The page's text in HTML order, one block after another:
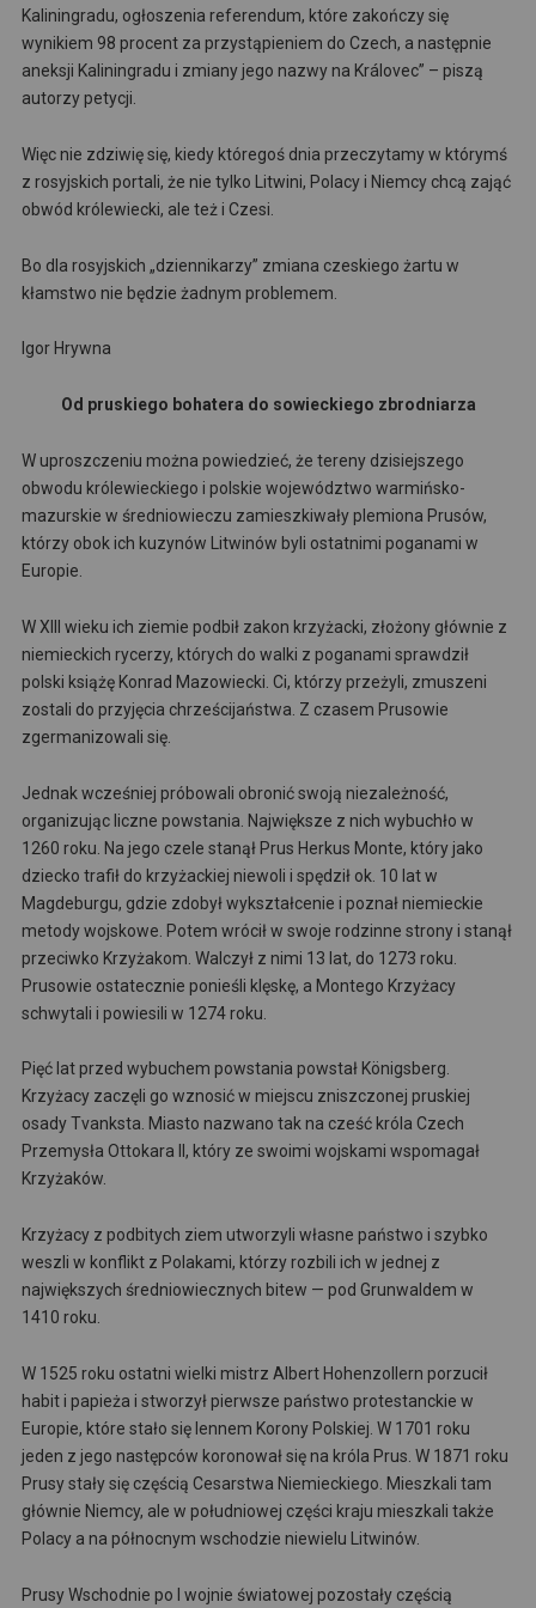
Kaliningradu, ogłoszenia referendum, które zakończy się
wynikiem 98 procent za przystąpieniem do Czech, a następnie
aneksji Kaliningradu i zmiany jego nazwy na Královec” – piszą
autorzy petycji.
Więc nie zdziwię się, kiedy któregoś dnia przeczytamy w którymś
z rosyjskich portali, że nie tylko Litwini, Polacy i Niemcy chcą zająć
obwód królewiecki, ale też i Czesi.
Bo dla rosyjskich „dziennikarzy” zmiana czeskiego żartu w
kłamstwo nie będzie żadnym problemem.
Igor Hrywna
Od pruskiego bohatera do sowieckiego zbrodniarza
W uproszczeniu można powiedzieć, że tereny dzisiejszego
obwodu królewieckiego i polskie województwo warmińsko-
mazurskie w średniowieczu zamieszkiwały plemiona Prusów,
którzy obok ich kuzynów Litwinów byli ostatnimi poganami w
Europie.
W XIII wieku ich ziemie podbił zakon krzyżacki, złożony głównie z
niemieckich rycerzy, których do walki z poganami sprawdził
polski książę Konrad Mazowiecki. Ci, którzy przeżyli, zmuszeni
zostali do przyjęcia chrześcijaństwa. Z czasem Prusowie
zgermanizowali się.
Jednak wcześniej próbowali obronić swoją niezależność,
organizując liczne powstania. Największe z nich wybuchło w
1260 roku. Na jego czele stanął Prus Herkus Monte, który jako
dziecko trafił do krzyżackiej niewoli i spędził ok. 10 lat w
Magdeburgu, gdzie zdobył wykształcenie i poznał niemieckie
metody wojskowe. Potem wrócił w swoje rodzinne strony i stanął
przeciwko Krzyżakom. Walczył z nimi 13 lat, do 1273 roku.
Prusowie ostatecznie ponieśli klęskę, a Montego Krzyżacy
schwytali i powiesili w 1274 roku.
Pięć lat przed wybuchem powstania powstał Königsberg.
Krzyżacy zaczęli go wznosić w miejscu zniszczonej pruskiej
osady Tvanksta. Miasto nazwano tak na cześć króla Czech
Przemysła Ottokara II, który ze swoimi wojskami wspomagał
Krzyżaków.
Krzyżacy z podbitych ziem utworzyli własne państwo i szybko
weszli w konflikt z Polakami, którzy rozbili ich w jednej z
największych średniowiecznych bitew — pod Grunwaldem w
1410 roku.
W 1525 roku ostatni wielki mistrz Albert Hohenzollern porzucił
habit i papieża i stworzył pierwsze państwo protestanckie w
Europie, które stało się lennem Korony Polskiej. W 1701 roku
jeden z jego następców koronował się na króla Prus. W 1871 roku
Prusy stały się częścią Cesarstwa Niemieckiego. Mieszkali tam
głównie Niemcy, ale w południowej części kraju mieszkali także
Polacy a na północnym wschodzie niewielu Litwinów.
Prusy Wschodnie po I wojnie światowej pozostały częścią